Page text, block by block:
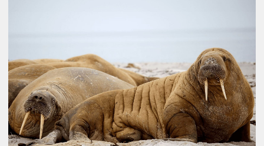
ПРОГРАММА ТУРА